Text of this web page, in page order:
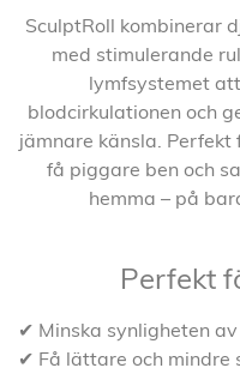
SculptRoll kombinerar
med stimulerande
lymfsystemet
blodcirkulationen och
jämnare känsla. Perfekt
få piggare ben och
hemma – på
Perfekt
✔ Minska synligheten
✔ Få lättare och mindre